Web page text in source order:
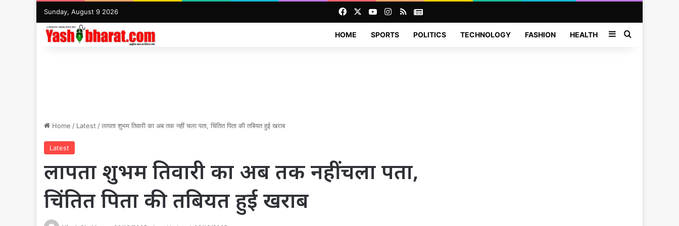
Sunday, August 9 2026 FacebookYouTubeInstagram
RSSNews
HOME SPORTS POLITICS TECHNOLOGY FASHION HEALTH SidebarSearch for
Home / Latest /लापता शुभम तिवारी का अब तक नहीं चला पता, चिंतित पिता की तबियत हुई खराब
Latest
लापता शुभम तिवारी का अब तक नहीं चला पता,
चिंतित पिता की तबियत हुई खराब